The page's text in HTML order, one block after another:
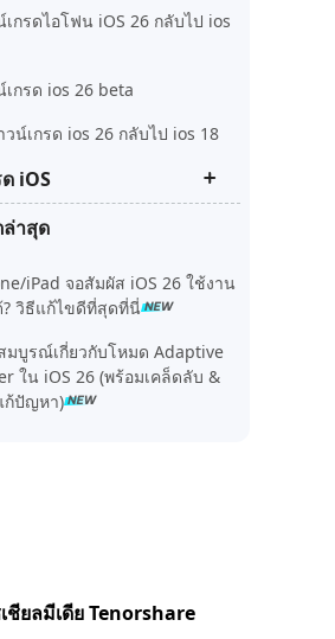
เกรดไอโฟน iOS 26 กลับไป ios
เกรด ios 26 beta
วน์เกรด ios 26 กลับไป ios 18
iOS
เดทเป็น iOS 26 beta ไหม
beta vs ios 18
Beta อัพวันไหน
ล่าสุด
iPad จอสัมผัส iOS 26 ใช้งาน
? วิธีแก้ไขดีที่สุดที่นี่
มบูรณ์เกี่ยวกับโหมด Adaptive
ใน iOS 26 (พร้อมเคล็ดลับ &
ก้ปัญหา)
ชียลมีเดีย Tenorshare